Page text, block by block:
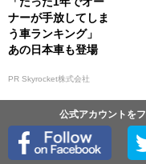
ナーが手放してしま
う車ランキング」
あの日本車も登場
PR Skyrocket株式会社
公式アカウントを